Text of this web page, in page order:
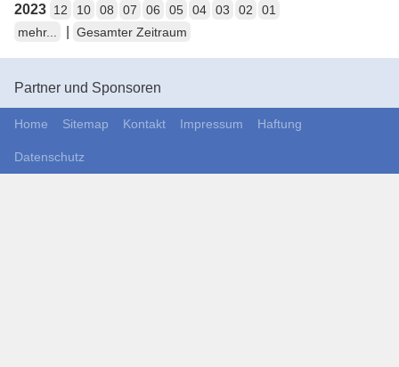
2023 12 10 08 07 06 05 04 03 02
01
mehr...
Gesamter Zeitraum
Partner und Sponsoren
Home Sitemap Kontakt Impressum Haftung
Datenschutz